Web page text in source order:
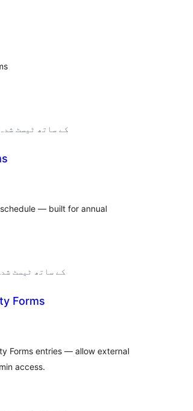
4.1.42 کے ساتھ ٹیسٹ شدہ
— built for annual
7.0.3 کے ساتھ ٹیسٹ شدہ
Forms
Forms entries — allow external
access.